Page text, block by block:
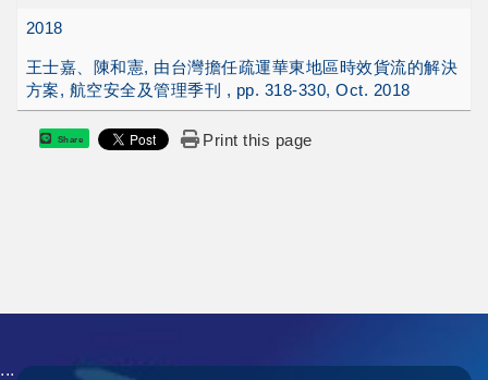
2018
王士嘉、陳和憲, 由台灣擔任疏運華東地區時效貨流的解決
方案, 航空安全及管理季刊 , pp. 318-330, Oct. 2018
Share Print this page